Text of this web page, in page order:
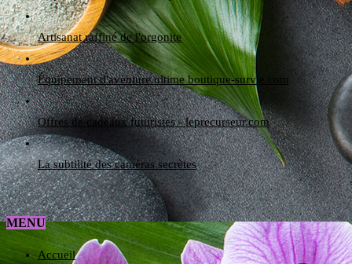
Artisanat raffiné de l'orgonite
Équipement d'aventure ultime boutique-survie.com
Offres de cadeaux futuristes - leprecurseur.com
La subtilité des caméras secrètes
MENU
Accueil